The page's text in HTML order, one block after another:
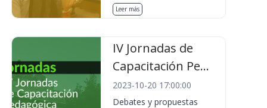
Leer más
IV Jornadas de
Capacitación Pe...
2023-10-20 17:00:00
Debates y propuestas